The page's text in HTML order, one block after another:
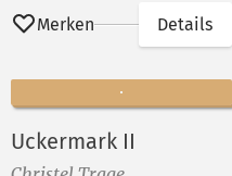
Merken Details
Uckermark II